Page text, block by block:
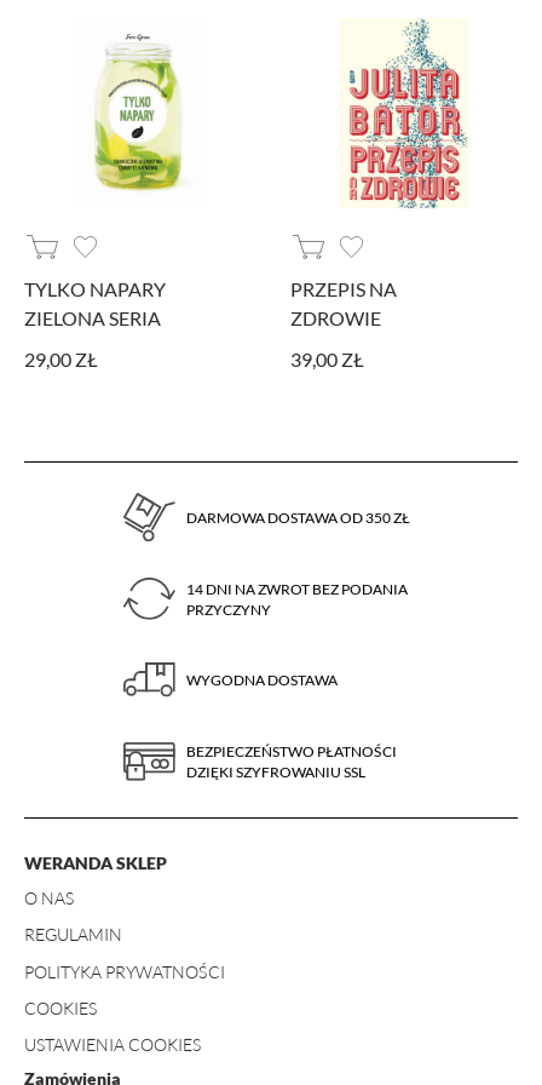
TYLKO NAPARY
ZIELONA SERIA
29,00 ZŁ
PRZEPIS NA
ZDROWIE
39,00 ZŁ
Ponadto, informacje z Google Analytics mogą być wykorzystywane w
ustawieniach kampanii reklamowych prowadzonych z wykorzystaniem
Google Ads. Jeżeli sobie tego nie życzysz, możesz wyłączyć narzędzia Google.
Facebook Pixel
W kodzie strony zaimplementowany jest Pixel Facebooka. To kod, który zbiera
informacje na temat Twojego korzystania ze strony, pozwalając na podstawie
zebranych w ten sposób informacji kierować do Ciebie spersonalizowaną
reklamę w ramach narzędzi reklamowych Facebooka. W ramach tego
narzędzia nie są gromadzone jakiekolwiek dane pozwalające Cię bezpośrednio
zidentyfikować. Jeżeli wyłączysz Pixel Facebooka, nie będziemy w stanie
kierować do Ciebie reklam dopasowanych do Twojej aktywności.
DARMOWA DOSTAWA OD 350 ZŁ
14 DNI NA ZWROT BEZ PODANIA
PRZYCZYNY
WYGODNA DOSTAWA
BEZPIECZEŃSTWO PŁATNOŚCI
DZIĘKI SZYFROWANIU SSL
WERANDA SKLEP
O NAS
REGULAMIN
POLITYKA PRYWATNOŚCI
COOKIES
USTAWIENIA COOKIES
Zamówienia